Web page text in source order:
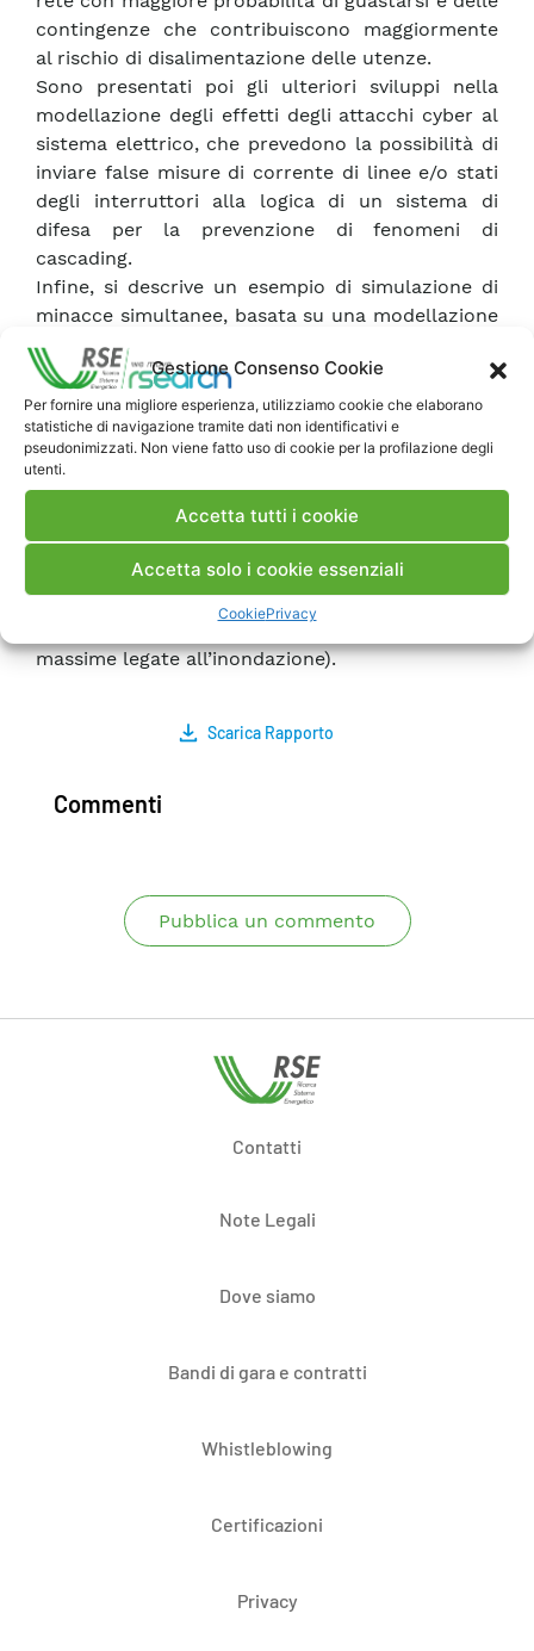
Gestione Consenso Cookie
Per fornire una migliore esperienza, utilizziamo cookie che elaborano
statistiche di navigazione tramite dati non identificativi e
pseudonimizzati. Non viene fatto uso di cookie per la profilazione degli
utenti.
Accetta tutti i cookie
Accetta solo i cookie essenziali
CookiePrivacy
contingenze che contribuiscono maggiormente
al rischio di disalimentazione delle utenze.
Sono presentati poi gli ulteriori sviluppi nella
modellazione degli effetti degli attacchi cyber al
sistema elettrico, che prevedono la possibilità di
inviare false misure di corrente di linee e/o stati
degli interruttori alla logica di un sistema di
difesa per la prevenzione di fenomeni di
cascading.
Infine, si descrive un esempio di simulazione di
minacce simultanee, basata su una modellazione
“physics inspired” dell’interazione tra le minacce,
in particolare un’alluvione indotta dalla rottura di
una diga a causa di un sisma. Le simulazioni fatte
con riferimento alla diga di Alpe Gera dimostrano
la flessibilità di RELIEF nel modellare nuovi
componenti (la diga) e la sua capacità di svolgere
analisi di resilienza anche interfacciandosi con
altri strumenti (nella fattispecie, il programma
IRIS per l’analisi della risposta strutturale delle
dighe e un tool GIS con un modello 1-D
massime legate all’inondazione).
Scarica Rapporto
Commenti
Pubblica un commento
Contatti
Note Legali
Dove siamo
Bandi di gara e contratti
Whistleblowing
Certificazioni
Privacy